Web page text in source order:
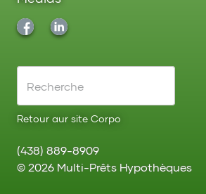
Retour aur site Corpo
(438) 889-8909
© 2026 Multi-Prêts Hypothèques